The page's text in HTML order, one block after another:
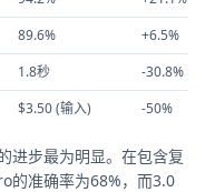
89.6%
+6.5%
1.8秒
-30.8%
$3.50 (输入) -50%
进步最为明显。在包含复
的准确率为68%，而3.0